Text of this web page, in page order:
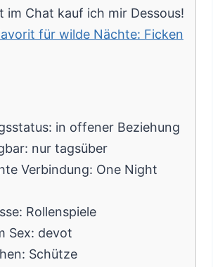
im Chat kauf ich mir Dessous!
für wilde Nächte: Ficken
in offener Beziehung
nur tagsüber
Verbindung: One Night
Rollenspiele
Sex: devot
Schütze